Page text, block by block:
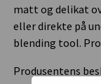
matt og delikat
eller direkte på
blending tool.
Produsentens